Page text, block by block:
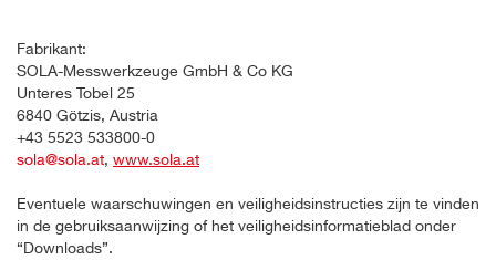
Fabrikant:
SOLA-Messwerkzeuge GmbH & Co KG
Unteres Tobel 25
6840 Götzis, Austria
+43 5523 533800-0
sola@sola.at, www.sola.at
Eventuele waarschuwingen en veiligheidsinstructies zijn te vinden
in de gebruiksaanwijzing of het veiligheidsinformatieblad onder
“Downloads”.